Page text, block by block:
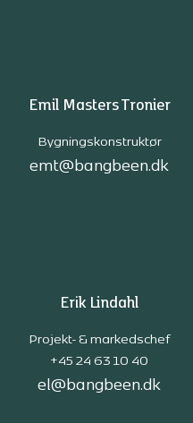
Emil Masters Tronier
Bygningskonstruktør
emt@bangbeen.dk
Erik Lindahl
Projekt- & markedschef
+45 24 63 10 40
el@bangbeen.dk